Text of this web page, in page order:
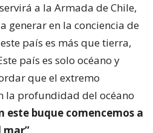
a la Armada de Chile,
generar en la conciencia de
país es más que tierra,
país es solo océano y
que el extremo
la profundidad del océano
este buque comencemos a